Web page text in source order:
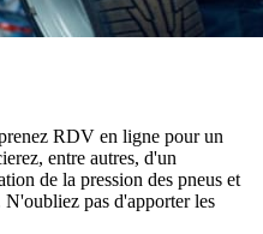
RDV en ligne pour un
entre autres, d'un
de la pression des pneus et
pas d'apporter les